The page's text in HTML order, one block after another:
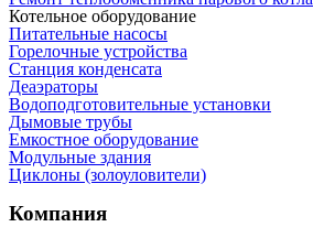
Котельное оборудование
Питательные насосы
Горелочные устройства
Станция конденсата
Деаэраторы
Водоподготовительные установки
Дымовые трубы
Емкостное оборудование
Mодульные здания
Циклоны (золоуловители)
Компания